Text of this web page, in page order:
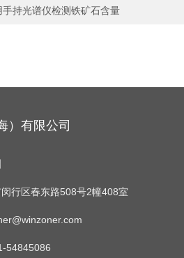
手持光谱仪检测铁矿石含量
）有限公司
行区春东路508号2幢408室
54845086